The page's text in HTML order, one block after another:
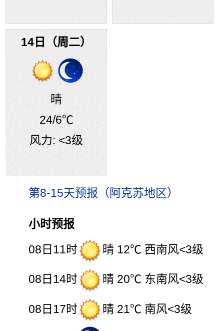
14日（周二）
晴
24/6℃
风力: <3级
第8-15天预报（阿克苏地区）
小时预报
08日11时
晴 12℃ 西南风<3级
08日14时 晴 20℃ 东南风<3级
08日17时 晴 21℃ 南风<3级